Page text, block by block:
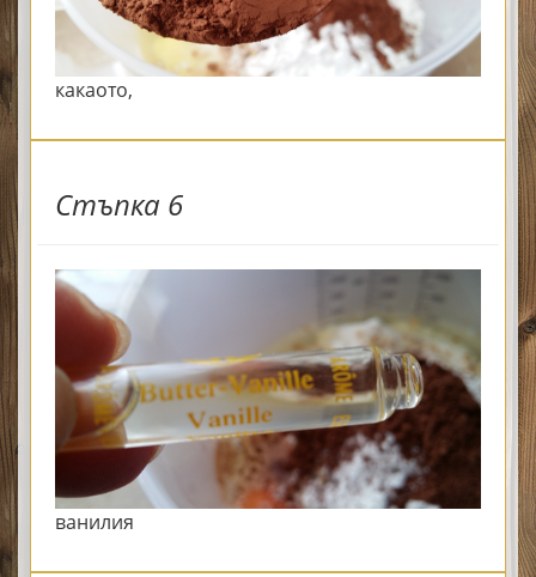
какаото,
Стъпка 6
ванилия